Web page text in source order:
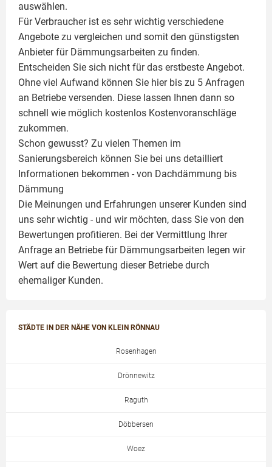
auswählen.
Für Verbraucher ist es sehr wichtig verschiedene
Angebote zu vergleichen und somit den günstigsten
Anbieter für Dämmungsarbeiten zu finden.
Entscheiden Sie sich nicht für das erstbeste Angebot.
Ohne viel Aufwand können Sie hier bis zu 5 Anfragen
an Betriebe versenden. Diese lassen Ihnen dann so
schnell wie möglich kostenlos Kostenvoranschläge
zukommen.
Schon gewusst? Zu vielen Themen im
Sanierungsbereich können Sie bei uns detailliert
Informationen bekommen - von Dachdämmung bis
Dämmung
Die Meinungen und Erfahrungen unserer Kunden sind
uns sehr wichtig - und wir möchten, dass Sie von den
Bewertungen profitieren. Bei der Vermittlung Ihrer
Anfrage an Betriebe für Dämmungsarbeiten legen wir
Wert auf die Bewertung dieser Betriebe durch
ehemaliger Kunden.
STÄDTE IN DER NÄHE VON KLEIN RÖNNAU
Rosenhagen
Drönnewitz
Raguth
Döbbersen
Woez